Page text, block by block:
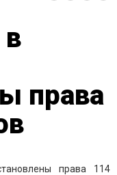
в
права
права 114